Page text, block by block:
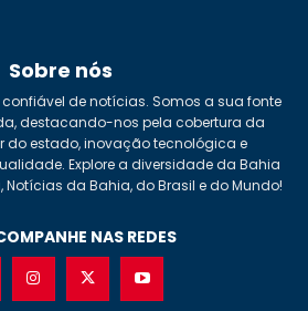
Sobre nós
de notícias. Somos a sua fonte
destacando-nos pela cobertura da
do estado, inovação tecnológica e
Explore a diversidade da Bahia
da Bahia, do Brasil e do Mundo!
NAS REDES